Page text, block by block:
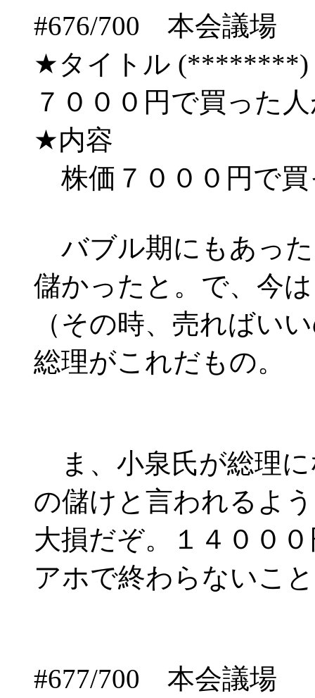
#676/700 本会議場
★タイトル (********)
７０００円で買った
★内容
株価７０００円で買
バブル期にもあっ
儲かったと。で、今
（その時、売ればい
総理がこれだもの。
ま、小泉氏が総理
の儲けと言われるよ
大損だぞ。１４００
アホで終わらないこ
#677/700 本会議場